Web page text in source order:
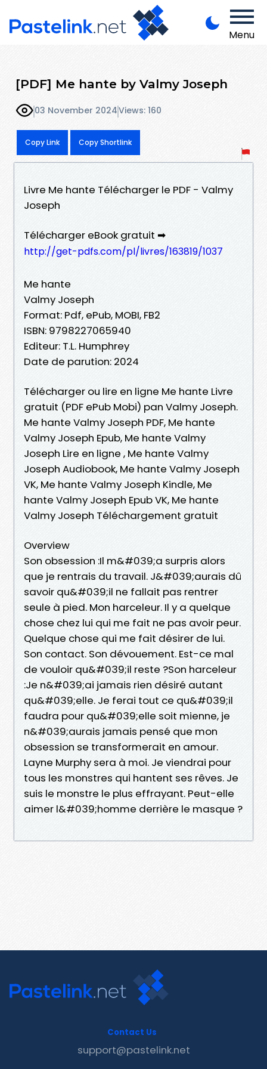
Menu
[PDF] Me hante by Valmy Joseph
03 November 2024Views: 160
Copy Link Copy Shortlink
Livre Me hante Télécharger le PDF - Valmy
Joseph
Télécharger eBook gratuit ➡
http://get-pdfs.com/pl/livres/163819/1037
Me hante
Valmy Joseph
Format: Pdf, ePub, MOBI, FB2
ISBN: 9798227065940
Editeur: T.L. Humphrey
Date de parution: 2024
Télécharger ou lire en ligne Me hante Livre
gratuit (PDF ePub Mobi) pan Valmy Joseph.
Me hante Valmy Joseph PDF, Me hante
Valmy Joseph Epub, Me hante Valmy
Joseph Lire en ligne , Me hante Valmy
Joseph Audiobook, Me hante Valmy Joseph
VK, Me hante Valmy Joseph Kindle, Me
hante Valmy Joseph Epub VK, Me hante
Valmy Joseph Téléchargement gratuit
Overview
Son obsession :Il m&#039;a surpris alors
que je rentrais du travail. J&#039;aurais dû
savoir qu&#039;il ne fallait pas rentrer
seule à pied. Mon harceleur. Il y a quelque
chose chez lui qui me fait ne pas avoir peur.
Quelque chose qui me fait désirer de lui.
Son contact. Son dévouement. Est-ce mal
de vouloir qu&#039;il reste ?Son harceleur
:Je n&#039;ai jamais rien désiré autant
qu&#039;elle. Je ferai tout ce qu&#039;il
faudra pour qu&#039;elle soit mienne, je
n&#039;aurais jamais pensé que mon
obsession se transformerait en amour.
Layne Murphy sera à moi. Je viendrai pour
tous les monstres qui hantent ses rêves. Je
suis le monstre le plus effrayant. Peut-elle
aimer l&#039;homme derrière le masque ?
Contact Us
support@pastelink.net